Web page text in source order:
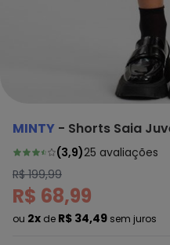
MINTY - Shorts Saia
(3,9)25 avaliações
R$ 199,99
R$ 68,99
ou 2x de R$ 34,49 sem juros